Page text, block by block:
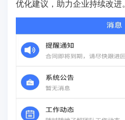
优化建议，助力企业持续改进。